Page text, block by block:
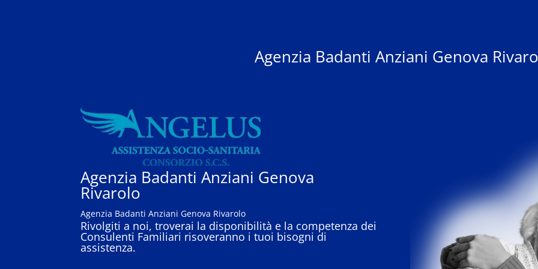
Agenzia Badanti Anziani Genova
Agenzia Badanti Anziani Genova
Rivarolo
Agenzia Badanti Anziani Genova Rivarolo
Rivolgiti a noi, troverai la disponibilità e la competenza dei
Consulenti Familiari risoveranno i tuoi bisogni di
assistenza.